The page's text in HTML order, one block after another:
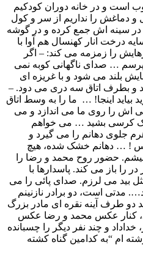
است و در خانه دوران کودکیم
و دماغش را نداریم از سر و کول
در سینه اش جمع کرده و در گوشه
درخت انار کهنسال هم آوا با
را زمزمه می کند: – اگر
… صدای ناگهانی کوبه نمی
بلند می شود و با غریزه ای
و بطرف اتاق سه دری می دود. –
بیاید اینجا! … ما را به وسط اتاق
اش را روی ما می اندازد و می
کرسی بشید … می خواهم
جلوی دهانم را می گیرد و
! … دهانم خشک شده، هیچ
حضور روح محمد و رضا را
باز می کند. پاسدارها با
بید می لرزم. صدای پائی را می
است، دو برادر نازنینم
طرف آینه نقره ای مادر بزرگ
کنار عکس محمد و رضا عکس
خداداد و چند نفر دیگر را چسبانده
ام “به کدامین گناه کشته